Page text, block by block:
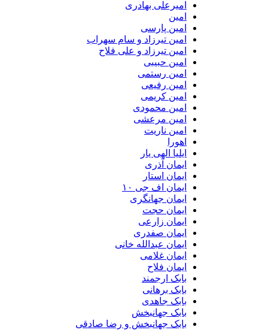
امیرعلی بهادری
امین
امین پارسی
امین تیرزاد و سام سهراب
امین تیرزاد و علی فلاح
امین حبیبی
امین رستمی
امین رفیعی
امین کریمی
امین محمودی
امین مرعشی
امین ناریت
اهورا
ایلیا الهی یار
ایمان آذری
ایمان استار
ایمان اف جی ۱۰
ایمان جهانگری
ایمان حجت
ایمان زارعی
ایمان صفدری
ایمان عبدالله خانی
ایمان غلامی
ایمان فلاح
بابک ارجمند
بابک برهانی
بابک جاهدی
بابک جهانبخش
بابک جهانبخش و رضا صادقی